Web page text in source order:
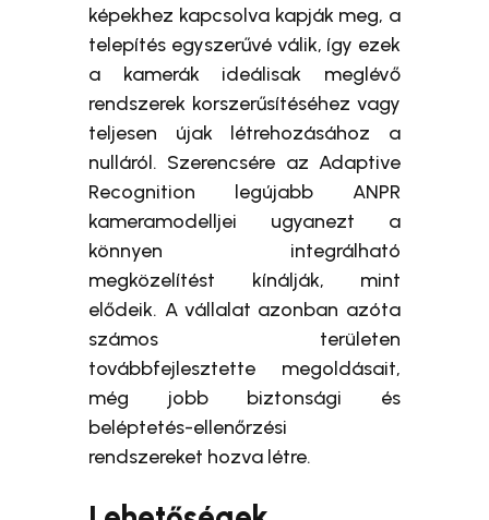
képekhez kapcsolva kapják meg, a
telepítés egyszerűvé válik, így ezek
a kamerák ideálisak meglévő
rendszerek korszerűsítéséhez vagy
teljesen újak létrehozásához a
nulláról. Szerencsére az Adaptive
Recognition legújabb ANPR
kameramodelljei ugyanezt a
könnyen integrálható
megközelítést kínálják, mint
elődeik. A vállalat azonban azóta
számos területen
továbbfejlesztette megoldásait,
még jobb biztonsági és
beléptetés-ellenőrzési
rendszereket hozva létre.